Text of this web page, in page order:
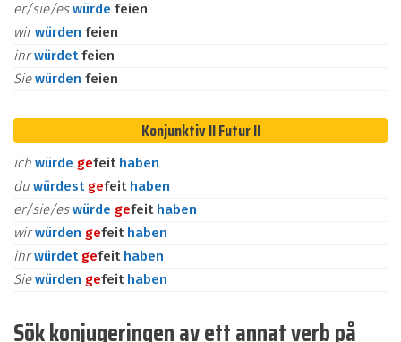
er/sie/eswürde feien
wirwürden feien
ihrwürdetfeien
Siewürden feien
Konjunktiv II Futur II
ich würde gefeit haben
du würdest gefeit haben
er/sie/eswürde gefeit haben
wirwürden gefeit haben
ihrwürdet gefeit haben
Siewürden gefeit haben
Sök konjugeringen av ett annat verb på